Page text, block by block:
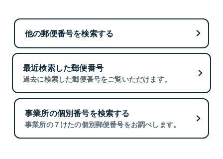
他の郵便番号を検索する
最近検索した郵便番号
過去に検索した郵便番号をご覧いただけます。
事業所の個別番号を検索する
事業所の７けたの個別郵便番号をお調べします。